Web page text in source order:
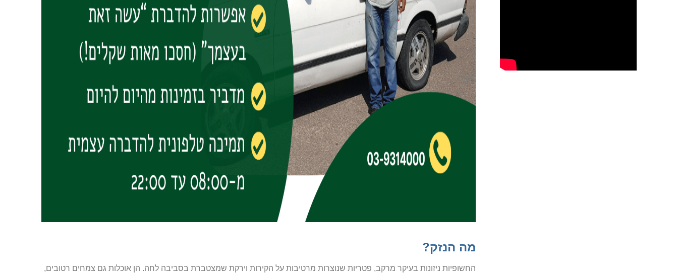
מה הנזק?
החשופיות ניזונות בעיקר מרקב, פטריות שנוצרות מרטיבות על הקירות וירקת שמצטברת בסביבה לחה. הן אוכלות גם צמחים רטובים,